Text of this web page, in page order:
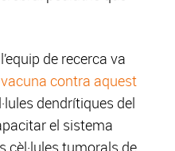
de recerca va
contra aquest
dendrítiques del
el sistema
cèl·lules tumorals de